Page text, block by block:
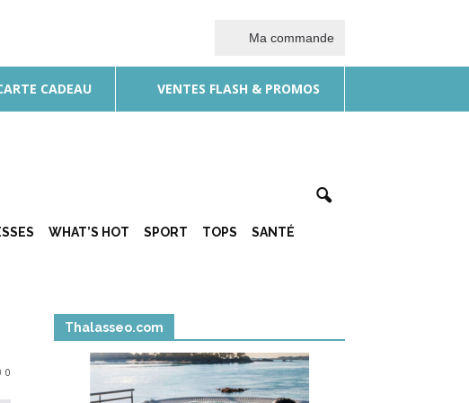
Ma commande
CADEAU VENTES FLASH & PROMOS
WHAT’S HOT SPORT TOPS SANTÉ
0
Thalasseo.com